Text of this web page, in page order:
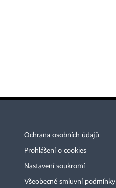
Ochrana osobních údajů
Prohlášení o cookies
Nastavení soukromí
Všeobecné smluvní podmínky